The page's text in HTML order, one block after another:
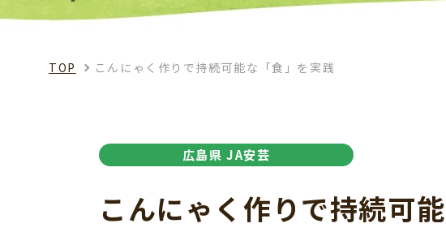
TOP こんにゃく作りで持続可能な「食」を実践
広島県 JA安芸
こんにゃく作りで持続可